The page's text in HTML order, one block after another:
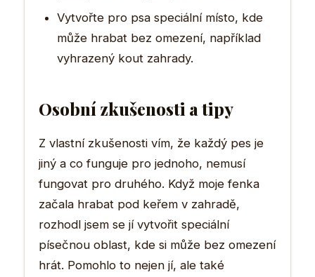
Vytvořte pro psa speciální místo, kde
může hrabat bez omezení, například
vyhrazený kout zahrady.
Osobní zkušenosti a tipy
Z vlastní zkušenosti vím, že každý pes je
jiný a co funguje pro jednoho, nemusí
fungovat pro druhého. Když moje fenka
začala hrabat pod keřem v zahradě,
rozhodl jsem se jí vytvořit speciální
písečnou oblast, kde si může bez omezení
hrát. Pomohlo to nejen jí, ale také